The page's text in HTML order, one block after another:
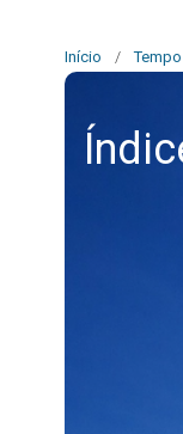
Início /